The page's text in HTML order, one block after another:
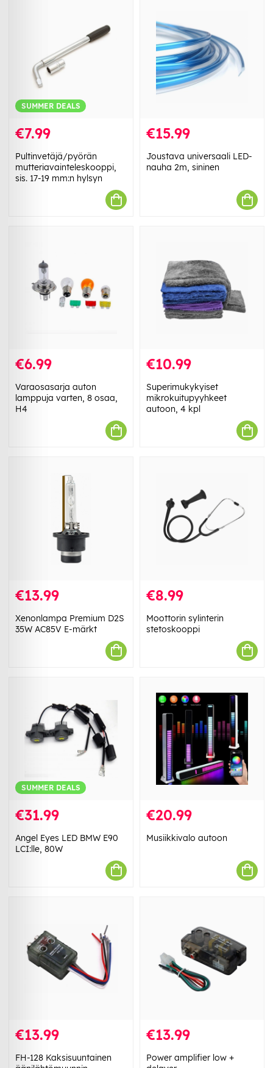
SUMMER DEALS
€7.99
Pultinvetäjä/pyörän
mutteriavainteleskooppi,
sis. 17-19 mm:n hylsyn
€15.99
Joustava universaali LED-
nauha 2m, sininen
€6.99
Varaosasarja auton
lamppuja varten, 8 osaa,
H4
€10.99
Superimukykyiset
mikrokuitupyyhkeet
autoon, 4 kpl
€13.99
Xenonlampa Premium D2S
35W AC85V E-märkt
€8.99
Moottorin sylinterin
stetoskooppi
SUMMER DEALS
€31.99
Angel Eyes LED BMW E90
LCI:lle, 80W
€20.99
Musiikkivalo autoon
€13.99
FH-128 Kaksisuuntainen
€13.99
Power amplifier low +